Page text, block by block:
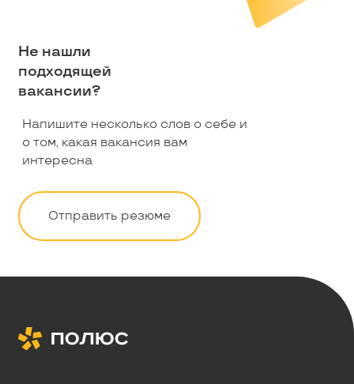
Не нашли
подходящей
вакансии?
Напишите несколько слов о себе и
о том, какая вакансия вам
интересна
Отправить резюме